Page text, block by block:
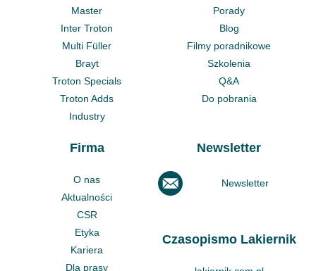
Master
Inter Troton
Multi Füller
Brayt
Troton Specials
Troton Adds
Industry
Porady
Blog
Filmy poradnikowe
Szkolenia
Q&A
Do pobrania
Firma
O nas
Aktualności
CSR
Etyka
Kariera
Dla prasy
Newsletter
Newsletter
Czasopismo Lakiernik